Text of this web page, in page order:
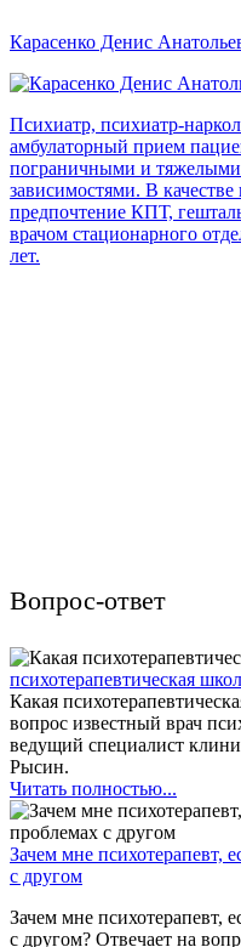
Карасенко Денис
Психиатр, психиатр-
амбулаторный прием
пограничными и тяжелыми
зависимостями. В качестве
предпочтение КПТ,
врачом стационарного
лет.
Вопрос-ответ
психотерапевтическая
Какая
вопрос известный врач
ведущий специалист
Рысин.
Читать полностью...
Зачем мне психотерапевт,
с другом
Зачем мне психотерапевт,
с другом? Отвечает на